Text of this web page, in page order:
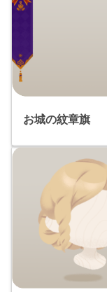
お城の紋章旗